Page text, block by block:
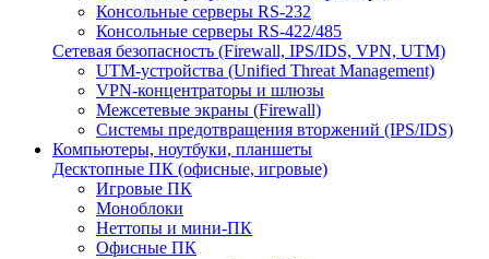
Консольные серверы RS-232
Консольные серверы RS-422/485
Сетевая безопасность (Firewall, IPS/IDS, VPN, UTM)
UTM-устройства (Unified Threat Management)
VPN-концентраторы и шлюзы
Межсетевые экраны (Firewall)
Системы предотвращения вторжений (IPS/IDS)
Компьютеры, ноутбуки, планшеты
Десктопные ПК (офисные, игровые)
Игровые ПК
Моноблоки
Неттопы и мини-ПК
Офисные ПК